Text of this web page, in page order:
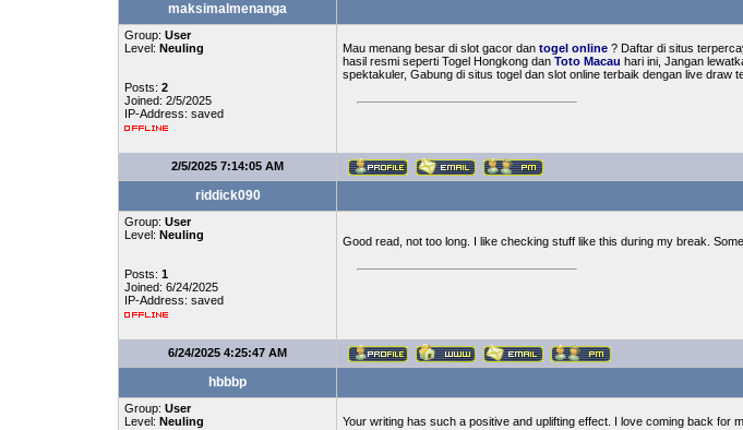
maksimalmenanga
Group: User
Level: Neuling
Posts: 2
Joined: 2/5/2025
IP-Address: saved
Mau menang besar di slot gacor dan togel online ? Daftar di situs
hasil resmi seperti Togel Hongkong dan Toto Macau hari ini, Jangan
spektakuler, Gabung di situs togel dan slot online terbaik dengan live draw
2/5/2025 7:14:05 AM
riddick090
Group: User
Level: Neuling
Posts: 1
Joined: 6/24/2025
IP-Address: saved
Good read, not too long. I like checking stuff like this during my break.
6/24/2025 4:25:47 AM
hbbbp
Group: User
Level: Neuling Your writing has such a positive and uplifting effect. I love coming back for